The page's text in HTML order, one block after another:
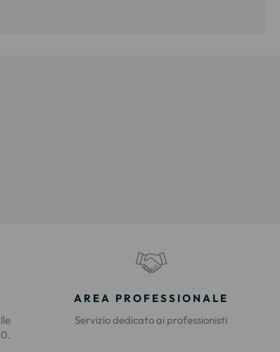
AREA PROFESSIONALE
Servizio dedicato ai professionisti